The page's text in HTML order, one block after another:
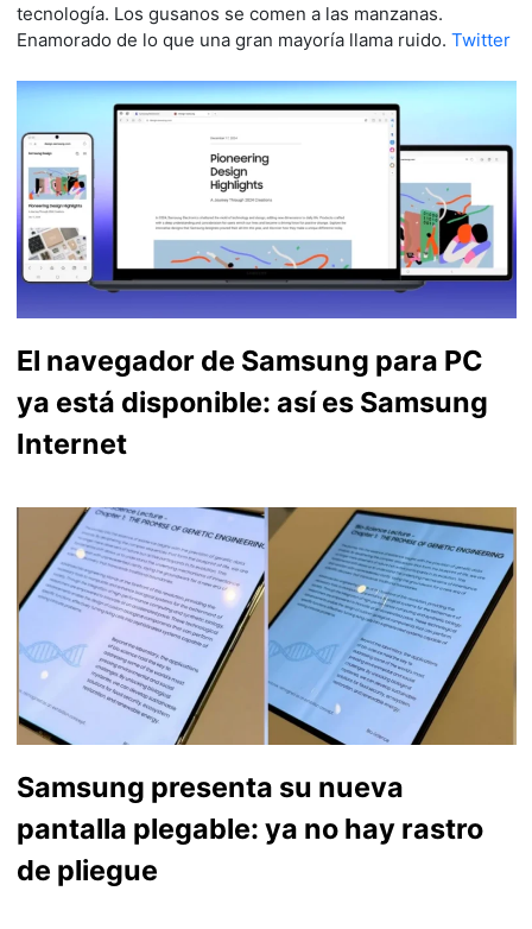
tecnología. Los gusanos se comen a las manzanas.
Enamorado de lo que una gran mayoría llama ruido. Twitter
El navegador de Samsung para PC
ya está disponible: así es Samsung
Internet
Samsung presenta su nueva
pantalla plegable: ya no hay rastro
de pliegue